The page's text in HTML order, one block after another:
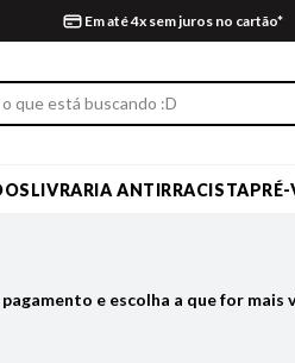
Em até 4x sem juros no cartão*
LIVRARIA ANTIRRACISTA
e escolha a que for mais